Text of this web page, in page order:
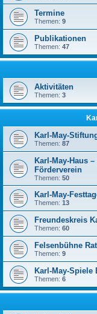
Termine
Themen: 9
Publikationen
Themen: 47
Aktivitäten
Themen: 3
Karl-May-
Themen: 87
Karl-May-Haus
Förderverein
Themen: 50
Karl-May-
Themen: 13
Freundeskreis
Themen: 60
Felsenbühne
Themen: 9
Karl-May-Spiele
Themen: 6